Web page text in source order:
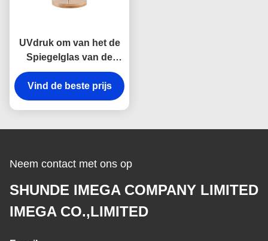
UVdruk om van het de
Spiegelglas van de
Make-upspiegel
Draaibare de
Lasergravure Met twee
Vind de beste prijs
Neem contact met ons op
SHUNDE IMEGA COMPANY LIMITED
IMEGA CO.,LIMITED